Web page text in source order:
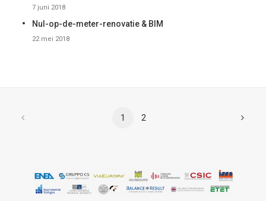
7 juni 2018
Nul-op-de-meter-renovatie & BIM
22 mei 2018
1 2